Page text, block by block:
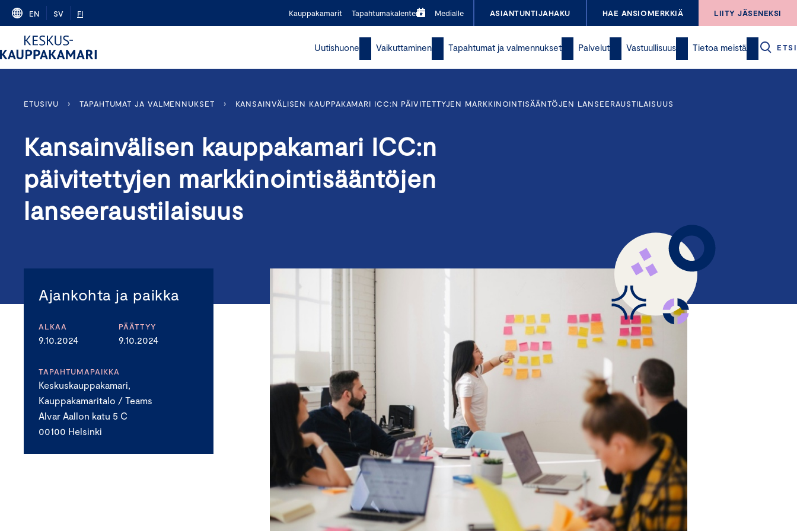
Skip
content
EN SV FI Kauppakamarit Tapahtumakalenteri Medialle ASIANTUNTIJAHAKU HAE ANSIOMERKKIÄ LIITY JÄSENEKSI
Uutishuone Vaikuttaminen Tapahtumat ja valmennukset Palvelut Vastuullisuus Tietoa meistä ETSI
ETUSIVU › TAPAHTUMAT JA VALMENNUKSET › KANSAINVÄLISEN KAUPPAKAMARI ICC:N PÄIVITETTYJEN MARKKINOINTISÄÄNTÖJEN LANSEERAUSTILAISUUS
Kansainvälisen kauppakamari ICC:n
päivitettyjen markkinointisääntöjen
lanseeraustilaisuus
Ajankohta ja paikka
ALKAA
9.10.2024
PÄÄTTYY
9.10.2024
TAPAHTUMAPAIKKA
Keskuskauppakamari,
Kauppakamaritalo / Teams
Alvar Aallon katu 5 C
00100 Helsinki